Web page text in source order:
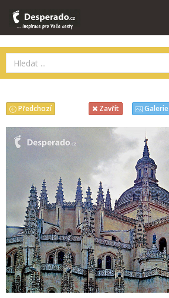
Předchozí Zavřít Galerie